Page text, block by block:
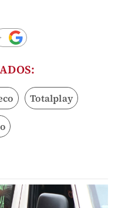
Totalplay